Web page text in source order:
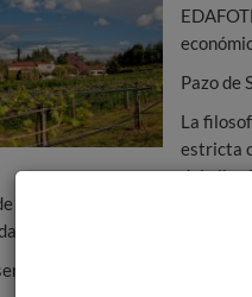
Pazo de
La
estricta
del
orujo de albariño y un
entre los mejor calificados